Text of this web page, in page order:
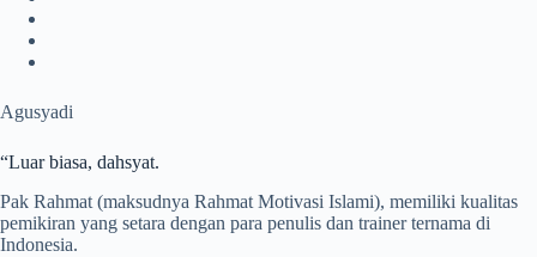
Agusyadi
“Luar biasa, dahsyat.
Pak Rahmat (maksudnya Rahmat Motivasi Islami), memiliki kualitas
pemikiran yang setara dengan para penulis dan trainer ternama di
Indonesia.